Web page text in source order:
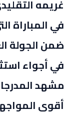
غريمه
في المباراة
ضمن الجولة
في أجواء
مشهد
أقوى